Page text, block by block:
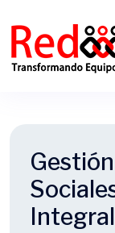
Integral